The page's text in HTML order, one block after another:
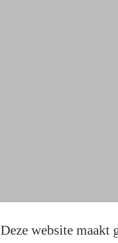
Deze website maakt